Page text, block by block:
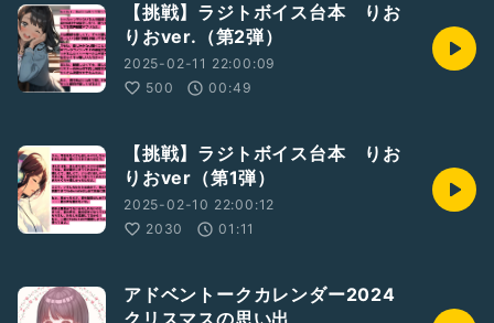
【挑戦】ラジトボイス台本 りお
りおver.（第2弾）
2025-02-11 22:00:09
500
00:49
【挑戦】ラジトボイス台本 りお
りおver（第1弾）
2025-02-10 22:00:12
2030
01:11
アドベントークカレンダー2024